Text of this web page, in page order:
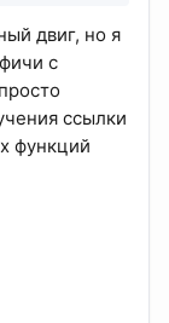
двиг, но я
с
ссылки
функций